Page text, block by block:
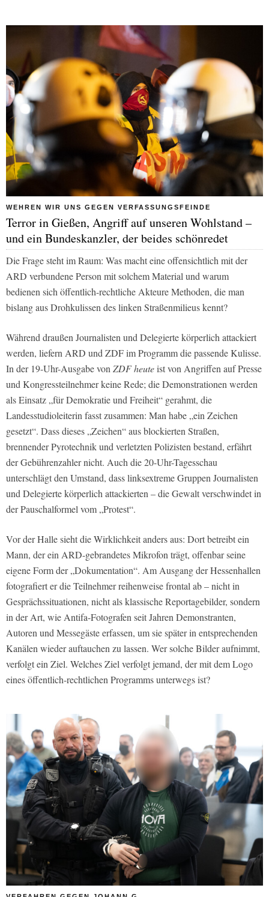
WEHREN WIR UNS GEGEN VERFASSUNGSFEINDE
Terror in Gießen, Angriff auf unseren Wohlstand –
und ein Bundeskanzler, der beides schönredet
Die Frage steht im Raum: Was macht eine offensichtlich mit der
ARD verbundene Person mit solchem Material und warum
bedienen sich öffentlich-rechtliche Akteure Methoden, die man
bislang aus Drohkulissen des linken Straßenmilieus kennt?
Während draußen Journalisten und Delegierte körperlich attackiert
werden, liefern ARD und ZDF im Programm die passende Kulisse.
In der 19-Uhr-Ausgabe vonZDF heuteist von Angriffen auf Presse
und Kongressteilnehmer keine Rede; die Demonstrationen werden
als Einsatz „für Demokratie und Freiheit“ gerahmt, die
Landesstudioleiterin fasst zusammen: Man habe „ein Zeichen
gesetzt“. Dass dieses „Zeichen“ aus blockierten Straßen,
brennender Pyrotechnik und verletzten Polizisten bestand, erfährt
der Gebührenzahler nicht. Auch die 20-Uhr-Tagesschau
unterschlägt den Umstand, dass linksextreme Gruppen Journalisten
und Delegierte körperlich attackierten – die Gewalt verschwindet in
der Pauschalformel vom „Protest“.
Vor der Halle sieht die Wirklichkeit anders aus: Dort betreibt ein
Mann, der ein ARD-gebrandetes Mikrofon trägt, offenbar seine
eigene Form der „Dokumentation“. Am Ausgang der Hessenhallen
fotografiert er die Teilnehmer reihenweise frontal ab – nicht in
Gesprächssituationen, nicht als klassische Reportagebilder, sondern
in der Art, wie Antifa-Fotografen seit Jahren Demonstranten,
Autoren und Messegäste erfassen, um sie später in entsprechenden
Kanälen wieder auftauchen zu lassen. Wer solche Bilder aufnimmt,
verfolgt ein Ziel. Welches Ziel verfolgt jemand, der mit dem Logo
eines öffentlich-rechtlichen Programms unterwegs ist?